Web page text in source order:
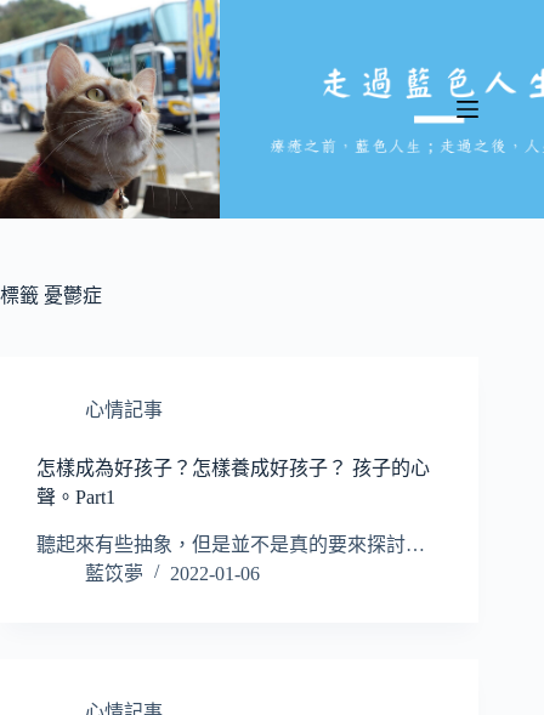
跳
至
主
要
內
容
標籤 憂鬱症
心情記事
怎樣成為好孩子？怎樣養成好孩子？ 孩子的心
聲。Part1
聽起來有些抽象，但是並不是真的要來探討…
藍笖夢
2022-01-06